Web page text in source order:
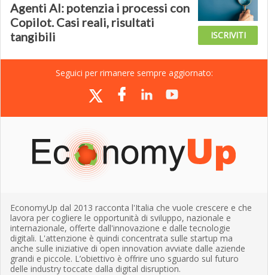
Agenti AI: potenzia i processi con
Copilot. Casi reali, risultati
tangibili
ISCRIVITI
Seguici per rimanere sempre aggiornato:
EconomyUp dal 2013 racconta l'Italia che vuole crescere e che
lavora per cogliere le opportunità di sviluppo, nazionale e
internazionale, offerte dall'innovazione e dalle tecnologie
digitali. L'attenzione è quindi concentrata sulle startup ma
anche sulle iniziative di open innovation avviate dalle aziende
grandi e piccole. L’obiettivo è offrire uno sguardo sul futuro
delle industry toccate dalla digital disruption.